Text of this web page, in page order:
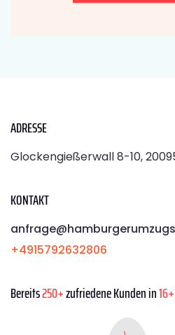
ADRESSE
Glockengießerwall 8-10,
KONTAKT
+4915792632806
Bereits250+zufriedene Kunden in16+